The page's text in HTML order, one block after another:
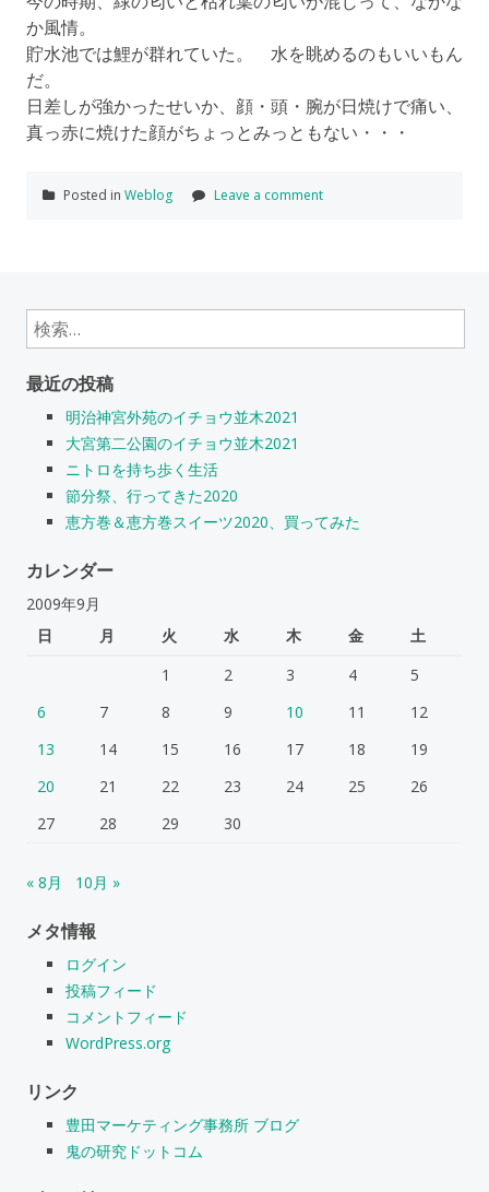
か風情。
貯水池では鯉が群れていた。 水を眺めるのもいいもん
だ。
日差しが強かったせいか、顔・頭・腕が日焼けで痛い、
真っ赤に焼けた顔がちょっとみっともない・・・
Posted in Weblog Leave a comment
検
索:
最近の投稿
明治神宮外苑のイチョウ並木2021
大宮第二公園のイチョウ並木2021
ニトロを持ち歩く生活
節分祭、行ってきた2020
恵方巻＆恵方巻スイーツ2020、買ってみた
カレンダー
2009年9月
日
月 火 水 木 金
土
1
2 3 4
5
6
7 8 9 10 11
12
13
14 15 16 17 18
19
20
21 22 23 24 25
26
27
28 29 30
« 8月 10月 »
メタ情報
ログイン
投稿フィード
コメントフィード
WordPress.org
リンク
豊田マーケティング事務所 ブログ
鬼の研究ドットコム